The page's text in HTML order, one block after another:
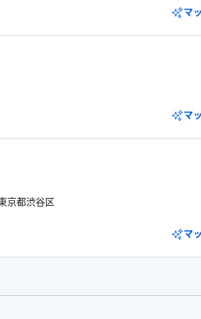
マ
マ
京都渋谷区
マ